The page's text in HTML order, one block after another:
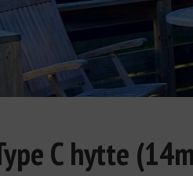
C hytte